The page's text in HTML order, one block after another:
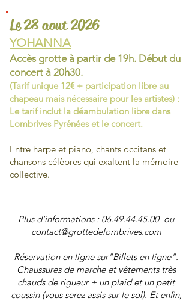
Le 28 aout 2026
YOHANNA
Accès grotte à partir de 19h. Début du
concert à 20h30.
(Tarif unique 12€ + participation libre au
chapeau mais nécessaire pour les artistes) :
Le tarifinclutla déambulation libre dans
Lombrives Pyrénées et le concert.
Entre harpe et piano, chants occitans et
chansons célèbres qui exaltent la mémoire
collective.
Plus d'informations : 06.49.44.45.00ou
contact@grottedelombrives.com
Réservation en ligne sur"Billets en ligne".
Chaussures de marche et vêtements très
chauds de rigueur + un plaid et un petit
coussin (vous serez assis sur le sol). Et enfin,